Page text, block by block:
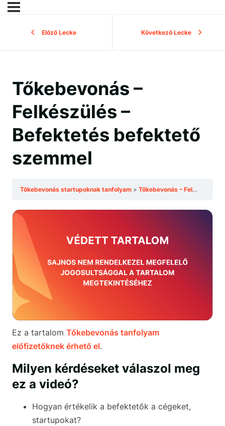
Előző Lecke Következő Lecke
Tőkebevonás –
Felkészülés –
Befektetés befektető
szemmel
Tőkebevonás startupoknak tanfolyam Tőkebevonás – Felkészülés – Befektetés befektető szemmel
Ez a tartalom Tőkebevonás tanfolyam
előfizetőknek érhető el.
Milyen kérdéseket válaszol meg
ez a videó?
Hogyan értékelik a befektetők a cégeket,
startupokat?